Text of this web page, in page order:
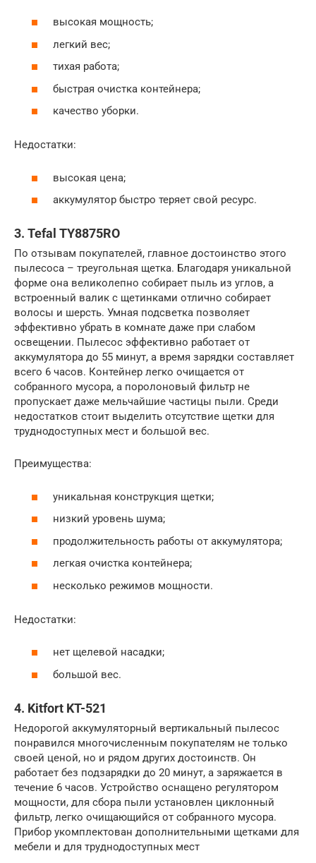
высокая мощность;
легкий вес;
тихая работа;
быстрая очистка контейнера;
качество уборки.
Недостатки:
высокая цена;
аккумулятор быстро теряет свой ресурс.
3. Tefal TY8875RO
По отзывам покупателей, главное достоинство этого
пылесоса – треугольная щетка. Благодаря уникальной
форме она великолепно собирает пыль из углов, а
встроенный валик с щетинками отлично собирает
волосы и шерсть. Умная подсветка позволяет
эффективно убрать в комнате даже при слабом
освещении. Пылесос эффективно работает от
аккумулятора до 55 минут, а время зарядки составляет
всего 6 часов. Контейнер легко очищается от
собранного мусора, а поролоновый фильтр не
пропускает даже мельчайшие частицы пыли. Среди
недостатков стоит выделить отсутствие щетки для
труднодоступных мест и большой вес.
Преимущества:
уникальная конструкция щетки;
низкий уровень шума;
продолжительность работы от аккумулятора;
легкая очистка контейнера;
несколько режимов мощности.
Недостатки:
нет щелевой насадки;
большой вес.
4. Kitfort KT-521
Недорогой аккумуляторный вертикальный пылесос
понравился многочисленным покупателям не только
своей ценой, но и рядом других достоинств. Он
работает без подзарядки до 20 минут, а заряжается в
течение 6 часов. Устройство оснащено регулятором
мощности, для сбора пыли установлен циклонный
фильтр, легко очищающийся от собранного мусора.
Прибор укомплектован дополнительными щетками для
мебели и для труднодоступных мест